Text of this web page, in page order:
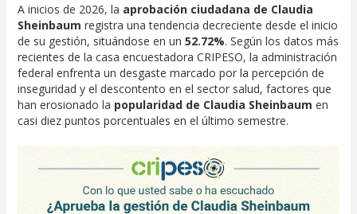
A inicios de 2026, la aprobación ciudadana de Claudia
Sheinbaum registra una tendencia decreciente desde el inicio
de su gestión, situándose en un 52.72%. Según los datos más
recientes de la casa encuestadora CRIPESO, la administración
federal enfrenta un desgaste marcado por la percepción de
inseguridad y el descontento en el sector salud, factores que
han erosionado la popularidad de Claudia Sheinbaum en
casi diez puntos porcentuales en el último semestre.